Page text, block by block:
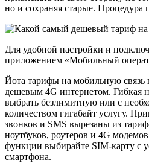
но и сохраняя старые. Процедура
Для удобной настройки и
приложением «Мобильный
Йота тарифы на мобильную связь
дешевым 4G интернетом. Гибкая
выбрать безлимитную или с
количеством гигабайт услугу.
звонков и SMS вырезаны из
ноутбуков, роутеров и 4G
функции выбирайте SIM-карту с
смартфона.